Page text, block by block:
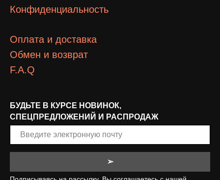
Конфиденциальность
Оплата и доставка
Обмен и возврат
F.A.Q
БУДЬТЕ В КУРСЕ НОВИНОК,
СПЕЦПРЕДЛОЖЕНИЙ И РАСПРОДАЖ
➢